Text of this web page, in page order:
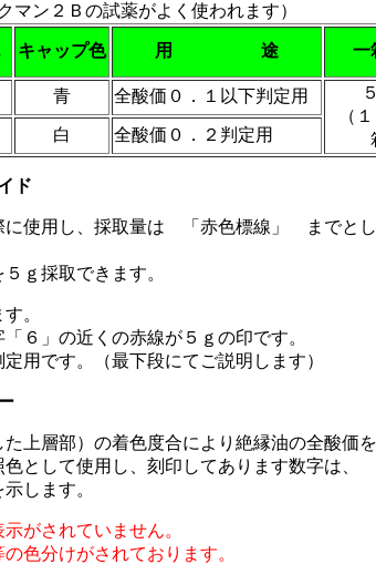
２Ｂの試薬がよく使われます）
キャップ色 用 途 一
青 全酸価０．１以下判定用
（
白 全酸価０．２判定用
ド
に使用し、採取量は 「赤色標線」 までと
ｇ採取できます。
。
６」の近くの赤線が５ｇの印です。
用です。（最下段にてご説明します）
上層部）の着色度合により絶縁油の全酸価
色として使用し、刻印してあります数字は、
します。
がされていません。
色分けがされております。